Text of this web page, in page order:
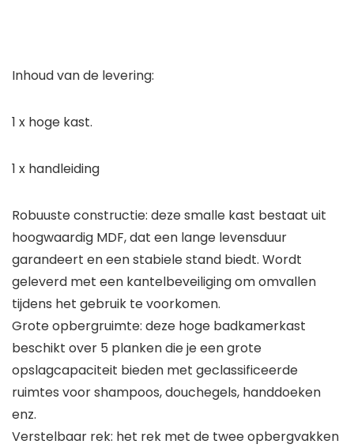
Inhoud van de levering:
1 x hoge kast.
1 x handleiding
Robuuste constructie: deze smalle kast bestaat uit
hoogwaardig MDF, dat een lange levensduur
garandeert en een stabiele stand biedt. Wordt
geleverd met een kantelbeveiliging om omvallen
tijdens het gebruik te voorkomen.
Grote opbergruimte: deze hoge badkamerkast
beschikt over 5 planken die je een grote
opslagcapaciteit bieden met geclassificeerde
ruimtes voor shampoos, douchegels, handdoeken
enz.
Verstelbaar rek: het rek met de twee opbergvakken